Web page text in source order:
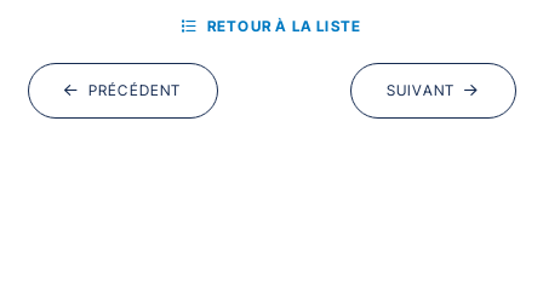
PRÉCÉDENT
RETOUR À LA LISTE
SUIVANT